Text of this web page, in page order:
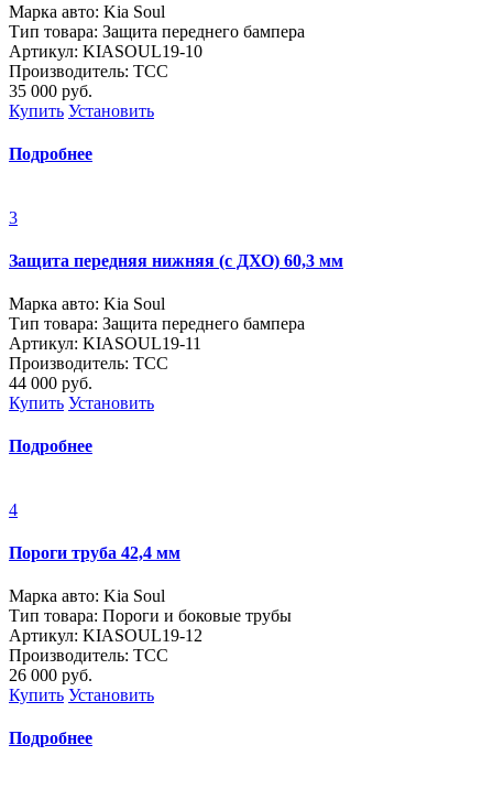
Марка авто: Kia Soul
Тип товара: Защита переднего бампера
Артикул: KIASOUL19-10
Производитель: ТСС
35 000 руб.
Купить Установить
Подробнее
3
Защита передняя нижняя (с ДХО) 60,3 мм
Марка авто: Kia Soul
Тип товара: Защита переднего бампера
Артикул: KIASOUL19-11
Производитель: ТСС
44 000 руб.
Купить Установить
Подробнее
4
Пороги труба 42,4 мм
Марка авто: Kia Soul
Тип товара: Пороги и боковые трубы
Артикул: KIASOUL19-12
Производитель: ТСС
26 000 руб.
Купить Установить
Подробнее